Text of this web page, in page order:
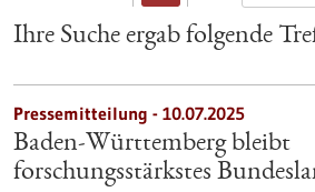
Ihre Suche ergab folgende
Pressemitteilung - 10.07.2025
Baden-Württemberg bleibt
forschungsstärkstes